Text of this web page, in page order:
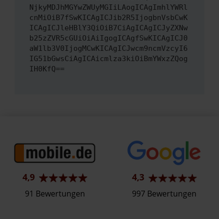
NjkyMDJhMGYwZWUyMGIiLAogICAgImhlYWRl
cnMiOiB7fSwKICAgICJib2R5IjogbnVsbCwK
ICAgICJleHBlY3QiOiB7CiAgICAgICJyZXNw
b25zZVR5cGUiOiAiIgogICAgfSwKICAgICJ0
aW1lb3V0IjogMCwKICAgICJwcm9ncmVzcyI6
IG51bGwsCiAgICAicmlza3kiOiBmYWxzZQog
IH0KfQ==
4,9
91 Bewertungen
4,3
997 Bewertungen